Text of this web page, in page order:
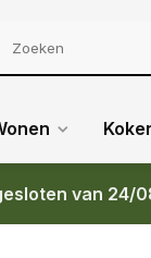
van
CURVE